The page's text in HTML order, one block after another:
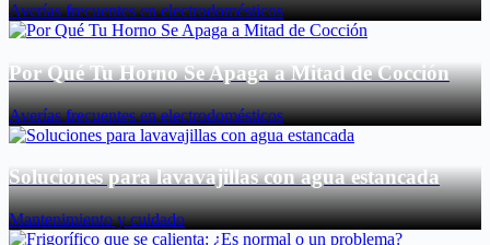
Averías frecuentes en electrodomésticos
Por Qué Tu Horno Se Apaga a Mitad de Cocción
Averías frecuentes en electrodomésticos
Soluciones para lavavajillas con agua estancada
Mantenimiento y cuidado